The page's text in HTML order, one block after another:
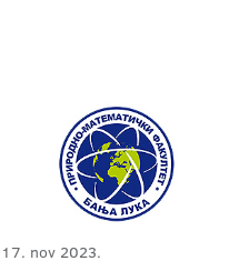
17. nov 2023.